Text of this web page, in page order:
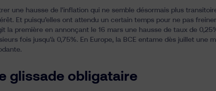
une hausse de l'inflation qui ne semble désormais plus
Et puisqu’elles ont attendu un certain temps pour ne pas
la première en annonçant le 16 mars une hausse de taux de
fois jusqu’à 0,75%. En Europe, la BCE entame dès juillet
glissade obligataire